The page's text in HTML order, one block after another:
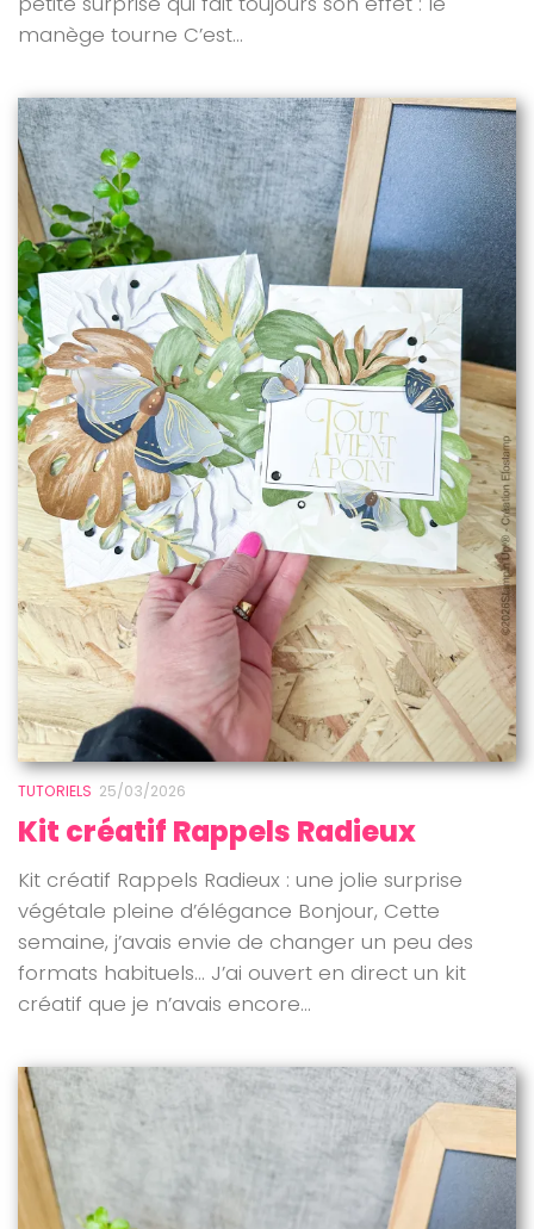
manège tourne C’est...
TUTORIELS 25/03/2026
Kit créatif Rappels Radieux
Kit créatif Rappels Radieux : une jolie surprise
végétale pleine d’élégance Bonjour, Cette
semaine, j’avais envie de changer un peu des
formats habituels… J’ai ouvert en direct un kit
créatif que je n’avais encore...